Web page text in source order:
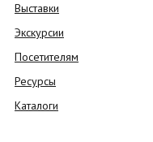
Выставки
Экскурсии
Посетителям
Ресурсы
Каталоги